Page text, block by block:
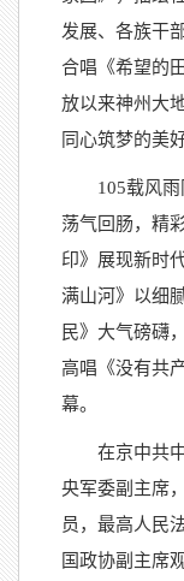
发展、各族干
合唱《希望的
放以来神州大
同心筑梦的美
105载风
荡气回肠，精
印》展现新时
满山河》以细
民》大气磅礴
高唱《没有共
幕。
在京中共
央军委副主席
员，最高人民
国政协副主席